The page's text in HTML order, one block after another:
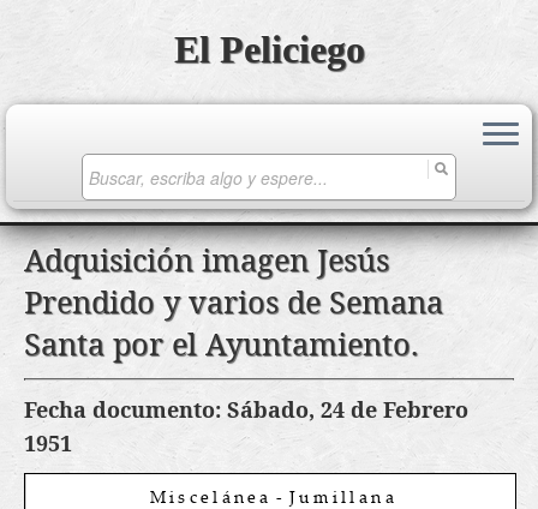
Saltar
contenido
El Peliciego
Adquisición imagen Jesús
Prendido y varios de Semana
Santa por el Ayuntamiento.
Fecha documento: Sábado, 24 de Febrero
1951